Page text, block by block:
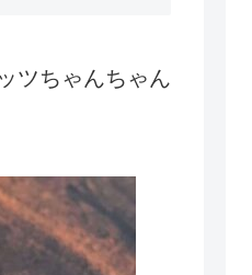
ツちゃんちゃん